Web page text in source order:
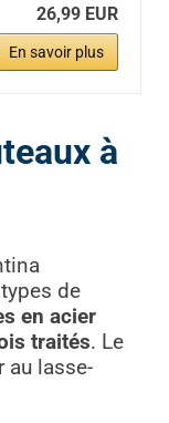
26,99 EUR
En savoir plus
à
de
en acier
traités. Le
au lasse-